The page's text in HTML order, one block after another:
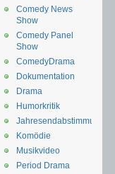
Comedy News
Show
Comedy Panel
Show
ComedyDrama
Dokumentation
Drama
Humorkritik
Jahresendabstimmung
Komödie
Musikvideo
Period Drama